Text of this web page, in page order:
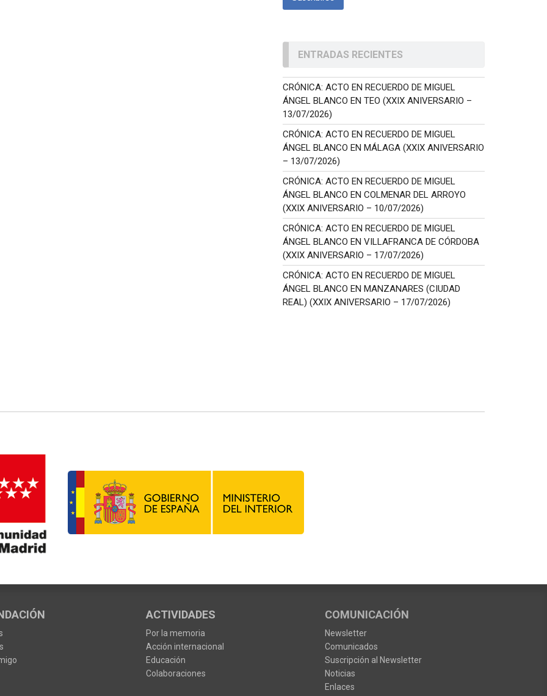
ENTRADAS RECIENTES
CRÓNICA: ACTO EN RECUERDO DE MIGUEL
ÁNGEL BLANCO EN TEO (XXIX ANIVERSARIO –
13/07/2026)
CRÓNICA: ACTO EN RECUERDO DE MIGUEL
ÁNGEL BLANCO EN MÁLAGA (XXIX ANIVERSARIO
– 13/07/2026)
CRÓNICA: ACTO EN RECUERDO DE MIGUEL
ÁNGEL BLANCO EN COLMENAR DEL ARROYO
(XXIX ANIVERSARIO – 10/07/2026)
CRÓNICA: ACTO EN RECUERDO DE MIGUEL
ÁNGEL BLANCO EN VILLAFRANCA DE CÓRDOBA
(XXIX ANIVERSARIO – 17/07/2026)
CRÓNICA: ACTO EN RECUERDO DE MIGUEL
ÁNGEL BLANCO EN MANZANARES (CIUDAD
REAL) (XXIX ANIVERSARIO – 17/07/2026)
ACTIVIDADES
Por la memoria
Acción internacional
Educación
Colaboraciones
COMUNICACIÓN
Newsletter
Comunicados
Suscripción al Newsletter
Noticias
Enlaces